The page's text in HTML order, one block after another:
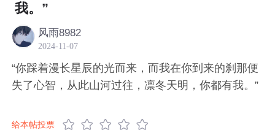
我。”
风雨8982
2024-11-07
“你踩着漫长星辰的光而来，而我在你到来的刹那便
失了心智，从此山河过往，凛冬天明，你都有我。”
给本帖投票